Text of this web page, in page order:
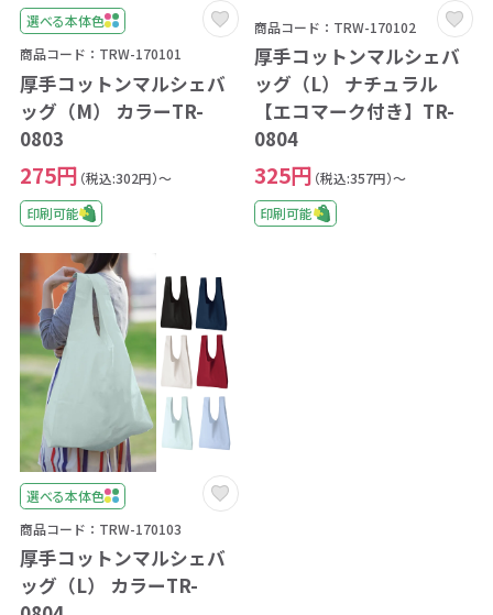
選べる本体色
商品コード：TRW-170101
厚手コットンマルシェバ
ッグ（M） カラーTR-
0803
275円 （税込:302円）～
印刷可能
商品コード：TRW-170102
厚手コットンマルシェバ
ッグ（L） ナチュラル
【エコマーク付き】TR-
0804
325円 （税込:357円）～
印刷可能
選べる本体色
商品コード：TRW-170103
厚手コットンマルシェバ
ッグ（L） カラーTR-